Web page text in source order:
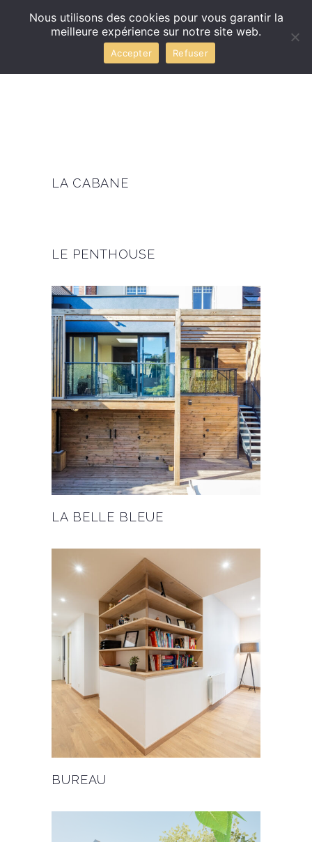
LA CABANE
LE PENTHOUSE
LA BELLE BLEUE
BUREAU
Nous utilisons des cookies pour vous garantir la
meilleure expérience sur notre site web.
Accepter Refuser